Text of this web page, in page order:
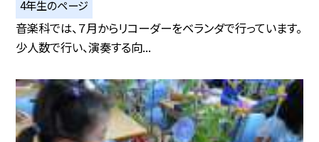
4年生のページ
音楽科では、７月からリコーダーをベランダで行っています。
少人数で行い、演奏する向...